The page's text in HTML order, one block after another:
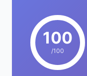
100
/100